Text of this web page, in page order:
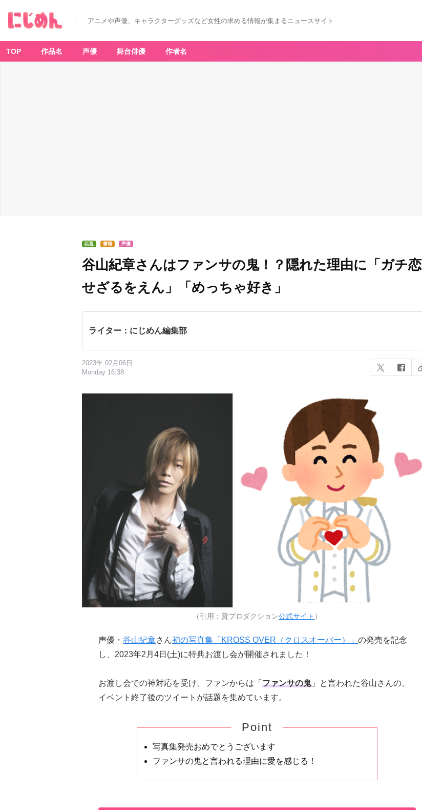
アニメや声優、キャラクターグッズなど女性の求める情報が集まるニュースサイト
TOP 作品名 声優 舞台俳優 作者名
話題 書籍 声優
谷山紀章さんはファンサの鬼！？隠れた理由に「ガチ恋
せざるをえん」「めっちゃ好き」
ライター：にじめん編集部
2023年 02月06日
Monday 16:38
（引用：賢プロダクション公式サイト ）
声優・ 谷山紀章さん初の写真集「KROSS OVER（クロスオーバー）」 の発売を記念
し、2023年2月4日(土)に特典お渡し会が開催されました！
お渡し会での神対応を受け、ファンからは「 ファンサの鬼」と言われた谷山さんの、
イベント終了後のツイートが話題を集めています。
Point
写真集発売おめでとうございます
ファンサの鬼と言われる理由に愛を感じる！